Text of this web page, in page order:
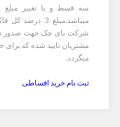
سه قسط و یا تغییر مبلغ
میباشد.مبلغ 3
شرکت بای چک جهت صدور
مشتریان تایید شده که برای
میگردد.
ثبت نام خرید اقساطی